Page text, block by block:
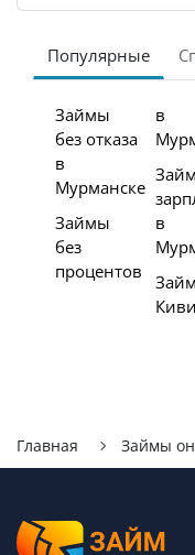
Популярные
Займы
без отказа
в
Мурманске
Займы
без
процентов
в
в
Киви в
Главная Займы